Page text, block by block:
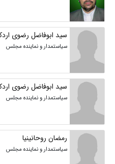
سید ابوفاضل رضوی
سیاستمدار و نماینده مجلس
سید ابوفاضل رضوی
سیاستمدار و نماینده مجلس
رمضان روحانینیا
سیاستمدار و نماینده مجلس